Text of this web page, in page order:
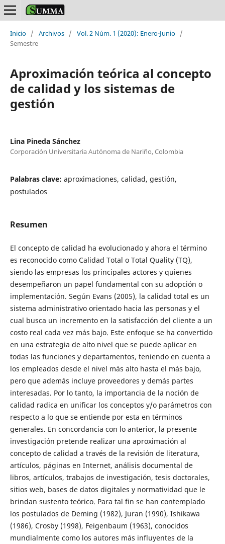
Inicio / Archivos / Vol. 2 Núm. 1 (2020): Enero-Junio /
Semestre
Aproximación teórica al concepto
de calidad y los sistemas de
gestión
Lina Pineda Sánchez
Corporación Universitaria Autónoma de Nariño, Colombia
Palabras clave: aproximaciones, calidad, gestión,
postulados
Resumen
El concepto de calidad ha evolucionado y ahora el término
es reconocido como Calidad Total o Total Quality (TQ),
siendo las empresas los principales actores y quienes
desempeñaron un papel fundamental con su adopción o
implementación. Según Evans (2005), la calidad total es un
sistema administrativo orientado hacia las personas y el
cual busca un incremento en la satisfacción del cliente a un
costo real cada vez más bajo. Este enfoque se ha convertido
en una estrategia de alto nivel que se puede aplicar en
todas las funciones y departamentos, teniendo en cuenta a
los empleados desde el nivel más alto hasta el más bajo,
pero que además incluye proveedores y demás partes
interesadas. Por lo tanto, la importancia de la noción de
calidad radica en unificar los conceptos y/o parámetros con
respecto a lo que se entiende por esta en términos
generales. En concordancia con lo anterior, la presente
investigación pretende realizar una aproximación al
concepto de calidad a través de la revisión de literatura,
artículos, páginas en Internet, análisis documental de
libros, artículos, trabajos de investigación, tesis doctorales,
sitios web, bases de datos digitales y normatividad que le
brindan sustento teórico. Para tal fin se han contemplado
los postulados de Deming (1982), Juran (1990), Ishikawa
(1986), Crosby (1998), Feigenbaum (1963), conocidos
mundialmente como los autores más influyentes de la